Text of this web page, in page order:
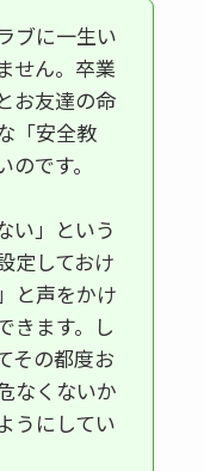
ブに一生い
せん。卒業
お友達の命
「安全教
です。
い」という
定しておけ
と声をかけ
きます。し
その都度お
なくないか
うにしてい